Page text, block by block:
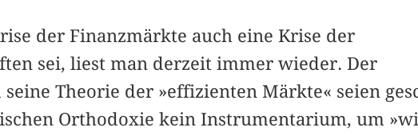
der Finanzmärkte auch eine Krise der
sei, liest man derzeit immer wieder. Der
Theorie der »effizienten Märkte« seien
Orthodoxie kein Instrumentarium, um